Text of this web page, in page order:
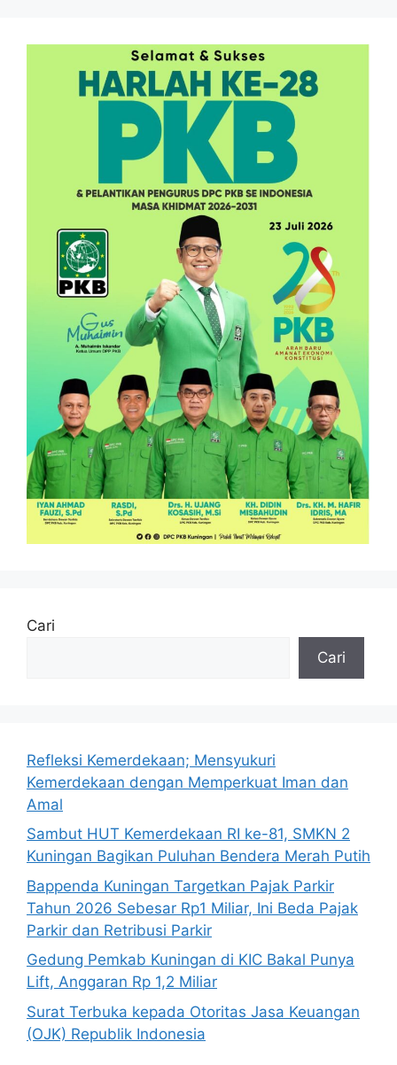
Cari
Cari
Refleksi Kemerdekaan; Mensyukuri
Kemerdekaan dengan Memperkuat Iman dan
Amal
Sambut HUT Kemerdekaan RI ke-81, SMKN 2
Kuningan Bagikan Puluhan Bendera Merah Putih
Bappenda Kuningan Targetkan Pajak Parkir
Tahun 2026 Sebesar Rp1 Miliar, Ini Beda Pajak
Parkir dan Retribusi Parkir
Gedung Pemkab Kuningan di KIC Bakal Punya
Lift, Anggaran Rp 1,2 Miliar
Surat Terbuka kepada Otoritas Jasa Keuangan
(OJK) Republik Indonesia